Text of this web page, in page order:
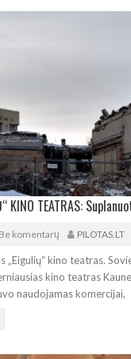
Be komentarų PILOTAS.LT
„Eigulių“ kino teatras.
kino teatras
naudojamas komercijai,